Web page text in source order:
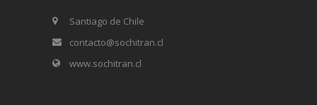
Santiago de Chile
contacto@sochitran.cl
www.sochitran.cl